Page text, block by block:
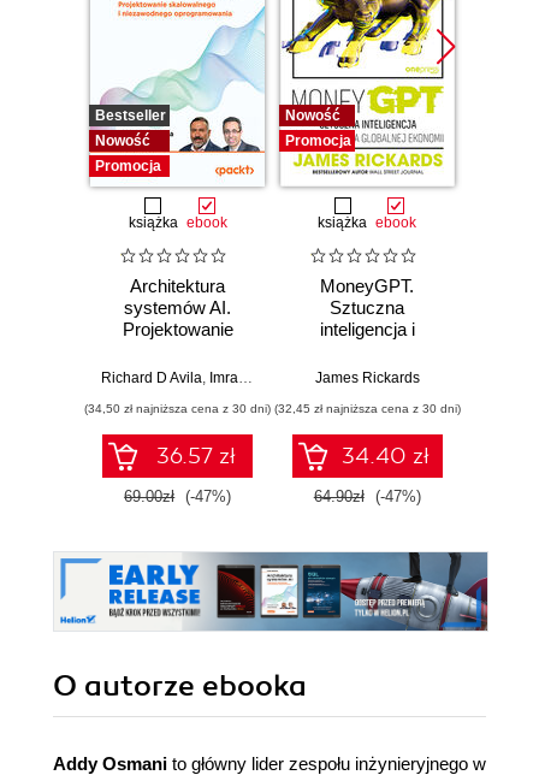
Bestseller
Nowość
Promocja
książka ebook
Architektura
systemów AI.
Projektowanie
niezawodnego
Richard D Avila, Imran Ahmad
(34,50 zł najniższa cena z 30 dni)
36.57 zł
69.00zł (-47%)
Nowość
Promocja
książka ebook
MoneyGPT.
Sztuczna
inteligencja i
globalnej ekonomii
James Rickards
(32,45 zł najniższa cena z 30 dni)
34.40 zł
64.90zł (-47%)
O autorze ebooka
Addy Osmani to główny lider zespołu inżynieryjnego w